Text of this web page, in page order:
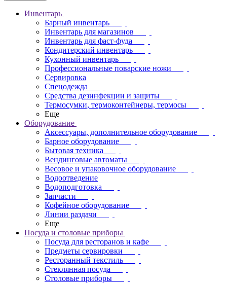
Инвентарь
Барный инвентарь
Инвентарь для магазинов
Инвентарь для фаст-фуда
Кондитерский инвентарь
Кухонный инвентарь
Профессиональные поварские ножи
Сервировка
Спецодежда
Средства дезинфекции и защиты
Термосумки, термоконтейнеры, термосы
Еще
Оборудование
Аксессуары, дополнительное оборудование
Барное оборудование
Бытовая техника
Вендинговые автоматы
Весовое и упаковочное оборудование
Водоотведение
Водоподготовка
Запчасти
Кофейное оборудование
Линии раздачи
Еще
Посуда и столовые приборы
Посуда для ресторанов и кафе
Предметы сервировки
Ресторанный текстиль
Стеклянная посуда
Столовые приборы